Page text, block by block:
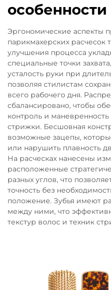
Эргономические аспекты
парикмахерских расчесок
улучшения процесса
специальные точки
усталость руки при
позволяя стилистам
всего рабочего дня.
сбалансировано, чтобы
контроль и
стрижки. Бесшовная
возможные зацепы,
или нарушить плавность
На расческах нанесены
расположенные
разных углов, что
точность без
положение. Зубья имеют
между ними, что
текстур волос и техник